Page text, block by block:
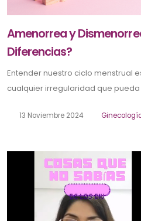
Amenorrea y
Diferencias?
Entender nuestro ciclo menstrual
cualquier irregularidad que
13 Noviembre 2024